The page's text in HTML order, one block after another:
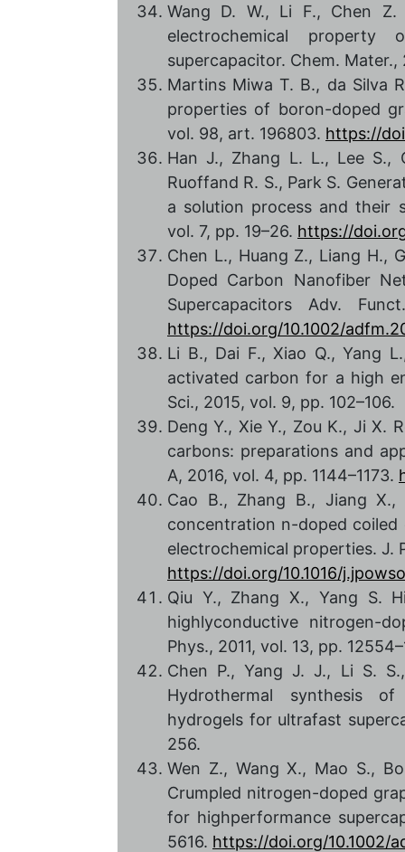
Wang D. W., Li F., Chen
electrochemical property
supercapacitor. Chem.
Martins Miwa T. B., da Silva
properties of boron-doped
vol. 98, art. 196803. https://
Han J., Zhang L. L., Lee
Ruoffand R. S., Park S.
a solution process and their
vol. 7, pp. 19–26. https://
Chen L., Huang Z., Liang H.,
Doped Carbon Nanofiber
Supercapacitors Adv.
https://doi.org/10.1002/
Li B., Dai F., Xiao Q., Yang
activated carbon for a high
Sci., 2015, vol. 9, pp. 102–106.
Deng Y., Xie Y., Zou K., Ji X.
carbons: preparations and
A, 2016, vol. 4, pp. 1144–1173.
Cao B., Zhang B., Jiang
concentration n-doped
electrochemical properties. J.
https://doi.org/10.1016/
Qiu Y., Zhang X., Yang S.
highlyconductive nitrogen-
Phys., 2011, vol. 13, pp.
Chen P., Yang J. J., Li S.
Hydrothermal synthesis
hydrogels for ultrafast
256.
Wen Z., Wang X., Mao S.,
Crumpled nitrogen-doped
for highperformance
5616. https://doi.org/10.1002/